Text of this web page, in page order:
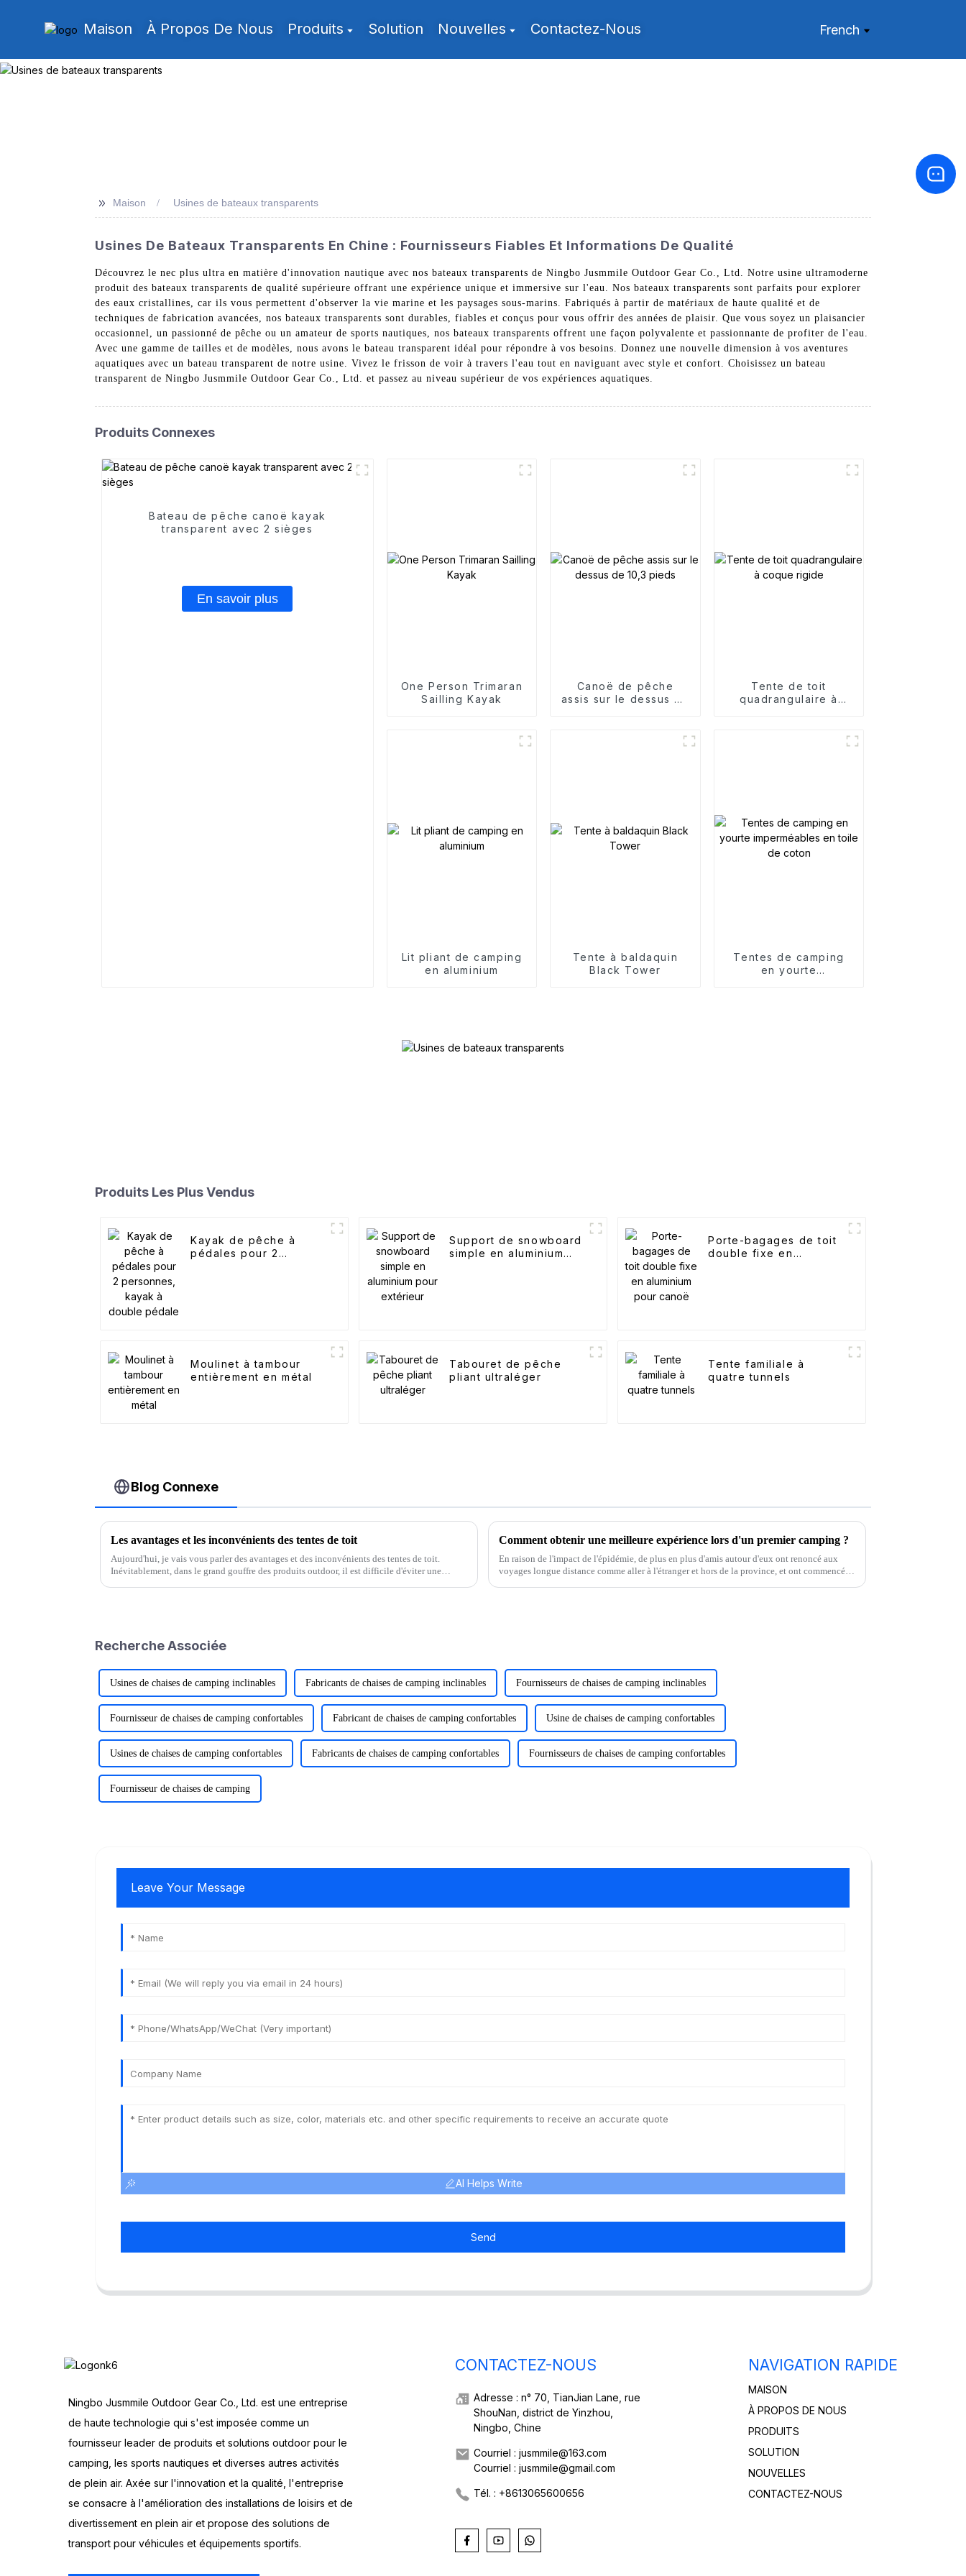
Maison À Propos De Nous Produits Solution Nouvelles Contactez-Nous French
>> Maison Usines de bateaux transparents
Usines De Bateaux Transparents En Chine : Fournisseurs Fiables Et Informations De Qualité
Découvrez le nec plus ultra en matière d'innovation nautique avec nos bateaux transparents de Ningbo Jusmmile Outdoor Gear Co., Ltd. Notre usine ultramoderne
produit des bateaux transparents de qualité supérieure offrant une expérience unique et immersive sur l'eau. Nos bateaux transparents sont parfaits pour explorer
des eaux cristallines, car ils vous permettent d'observer la vie marine et les paysages sous-marins. Fabriqués à partir de matériaux de haute qualité et de
techniques de fabrication avancées, nos bateaux transparents sont durables, fiables et conçus pour vous offrir des années de plaisir. Que vous soyez un plaisancier
occasionnel, un passionné de pêche ou un amateur de sports nautiques, nos bateaux transparents offrent une façon polyvalente et passionnante de profiter de l'eau.
Avec une gamme de tailles et de modèles, nous avons le bateau transparent idéal pour répondre à vos besoins. Donnez une nouvelle dimension à vos aventures
aquatiques avec un bateau transparent de notre usine. Vivez le frisson de voir à travers l'eau tout en naviguant avec style et confort. Choisissez un bateau
transparent de Ningbo Jusmmile Outdoor Gear Co., Ltd. et passez au niveau supérieur de vos expériences aquatiques.
Produits Connexes
Bateau de pêche canoë kayak
transparent avec 2 sièges
En savoir plus
One Person Trimaran
Sailling Kayak
Canoë de pêche
assis sur le dessus de
Tente de toit
quadrangulaire à
Lit pliant de camping
en aluminium
Tente à baldaquin
Black Tower
Tentes de camping
en yourte
Produits Les Plus Vendus
Kayak de pêche à
pédales pour 2
Support de snowboard
simple en aluminium
Porte-bagages de toit
double fixe en
Moulinet à tambour
entièrement en métal
Tabouret de pêche
pliant ultraléger
Tente familiale à
quatre tunnels
Blog Connexe
Les avantages et les inconvénients des tentes de toit
Aujourd'hui, je vais vous parler des avantages et des inconvénients des tentes de toit.
Inévitablement, dans le grand gouffre des produits outdoor, il est difficile d'éviter une
Comment obtenir une meilleure expérience lors d'un premier camping ?
En raison de l'impact de l'épidémie, de plus en plus d'amis autour d'eux ont renoncé aux
voyages longue distance comme aller à l'étranger et hors de la province, et ont commencé à
Recherche Associée
Usines de chaises de camping inclinables Fabricants de chaises de camping inclinables Fournisseurs de chaises de camping inclinables
Fournisseur de chaises de camping confortables Fabricant de chaises de camping confortables Usine de chaises de camping confortables
Usines de chaises de camping confortables Fabricants de chaises de camping confortables Fournisseurs de chaises de camping confortables
Fournisseur de chaises de camping
Leave Your Message
AI Helps Write
Send
Ningbo Jusmmile Outdoor Gear Co., Ltd. est une entreprise
de haute technologie qui s'est imposée comme un
fournisseur leader de produits et solutions outdoor pour le
camping, les sports nautiques et diverses autres activités
de plein air. Axée sur l'innovation et la qualité, l'entreprise
se consacre à l'amélioration des installations de loisirs et de
divertissement en plein air et propose des solutions de
transport pour véhicules et équipements sportifs.
CONTACTEZ-NOUS
Adresse : n° 70, TianJian Lane, rue
ShouNan, district de Yinzhou,
Ningbo, Chine
Courriel : jusmmile@163.com
Courriel : jusmmile@gmail.com
Tél. : +8613065600656
NAVIGATION RAPIDE
MAISON
À PROPOS DE NOUS
PRODUITS
SOLUTION
NOUVELLES
CONTACTEZ-NOUS